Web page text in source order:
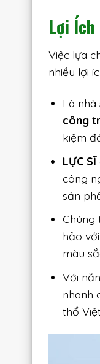
Lợi
Việc lựa
nhiều lợi
Là nhà
công
kiệm
LỰC SĨ
công
sản
Chúng
hảo
màu
Với
nhanh
thổ